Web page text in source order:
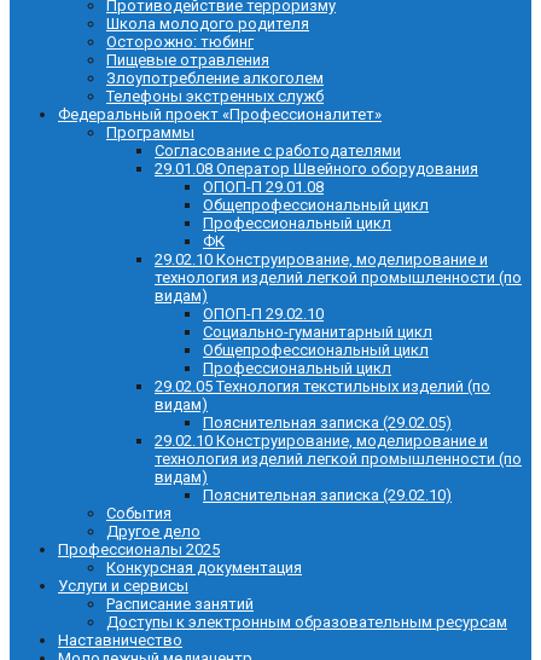
Противодействие терроризму
Школа молодого родителя
Осторожно: тюбинг
Пищевые отравления
Злоупотребление алкоголем
Телефоны экстренных служб
Федеральный проект «Профессионалитет»
Программы
Согласование с работодателями
29.01.08 Оператор Швейного оборудования
ОПОП-П 29.01.08
Общепрофессиональный цикл
Профессиональный цикл
ФК
29.02.10 Конструирование, моделирование и
технология изделий легкой промышленности (по
видам)
ОПОП-П 29.02.10
Социально-гуманитарный цикл
Общепрофессиональный цикл
Профессиональный цикл
29.02.05 Технология текстильных изделий (по
видам)
Пояснительная записка (29.02.05)
29.02.10 Конструирование, моделирование и
технология изделий легкой промышленности (по
видам)
Пояснительная записка (29.02.10)
События
Другое дело
Профессионалы 2025
Конкурсная документация
Услуги и сервисы
Расписание занятий
Доступы к электронным образовательным ресурсам
Наставничество